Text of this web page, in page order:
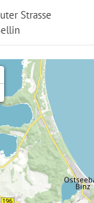
Strasse